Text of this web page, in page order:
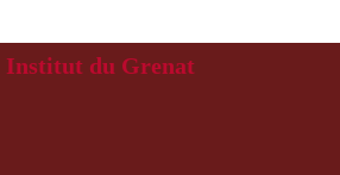
Institut du Grenat